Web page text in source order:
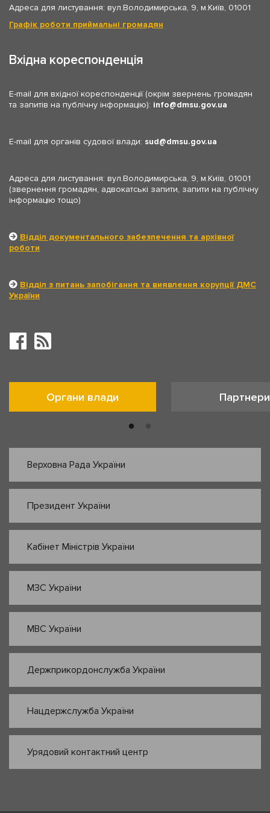
Адреса для листування: вул.Володимирська, 9, м.Київ, 01001
Графік роботи приймальні громадян
Вхідна кореспонденція
E-mail для вхідної кореспонденції (окрім звернень громадян
та запитів на публічну інформацію): info dmsu.gov.ua
E-mail для органів судової влади: sud dmsu.gov.ua
Адреса для листування: вул.Володимирська, 9, м.Київ, 01001
(звернення громадян, адвокатські запити, запити на публічну
інформацію тощо)
Відділ документального забезпечення та архівної
роботи
Відділ з питань запобігання та виявлення корупції ДМС
України
Органи влади Партнери
Верховна Рада України
Президент України
Кабінет Міністрів України
МЗС України
МВС України
Держприкордонслужба України
Нацдержслужба України
Урядовий контактний центр